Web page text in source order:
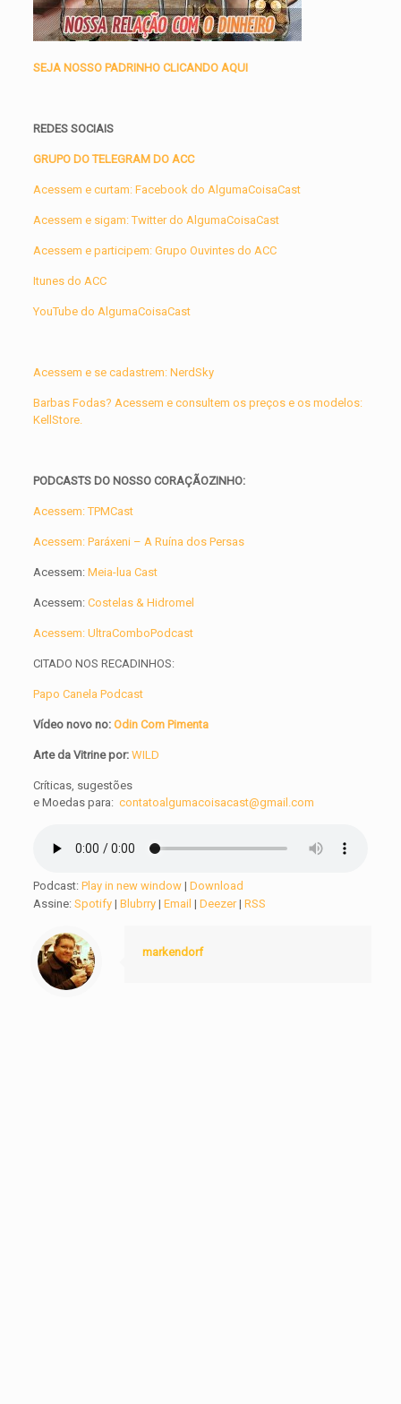
SEJA NOSSO PADRINHO CLICANDO AQUI
REDES SOCIAIS
GRUPO DO TELEGRAM DO ACC
Acessem e curtam: Facebook do AlgumaCoisaCast
Acessem e sigam: Twitter do AlgumaCoisaCast
Acessem e participem: Grupo Ouvintes do ACC
Itunes do ACC
YouTube do AlgumaCoisaCast
Acessem e se cadastrem: NerdSky
Barbas Fodas? Acessem e consultem os preços e os modelos:
KellStore.
PODCASTS DO NOSSO CORAÇÃOZINHO:
Acessem: TPMCast
Acessem: Paráxeni – A Ruína dos Persas
Acessem: Meia-lua Cast
Acessem:Costelas & Hidromel
Acessem: UltraComboPodcast
CITADO NOS RECADINHOS:
Papo Canela Podcast
Vídeo novo no: Odin Com Pimenta
Arte da Vitrine por: WILD
Críticas, sugestões
eMoedas para: contatoalgumacoisacast@gmail.com
Podcast:Play in new window |Download
Assine:Spotify |Blubrry |Email |Deezer|RSS
markendorf